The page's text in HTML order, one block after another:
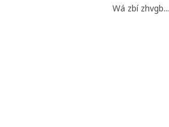
Wá zbí zhvgb...